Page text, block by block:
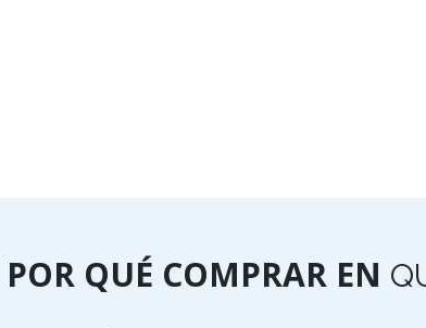
POR QUÉ COMPRAR EN